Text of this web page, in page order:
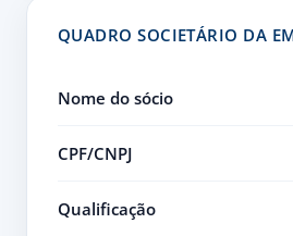
QUADRO SOCIETÁRIO DA
Nome do sócio
CPF/CNPJ
Qualificação